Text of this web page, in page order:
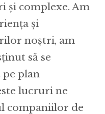
și complexe. Am
și
noștri, am
să se
plan
lucruri ne
companiilor de